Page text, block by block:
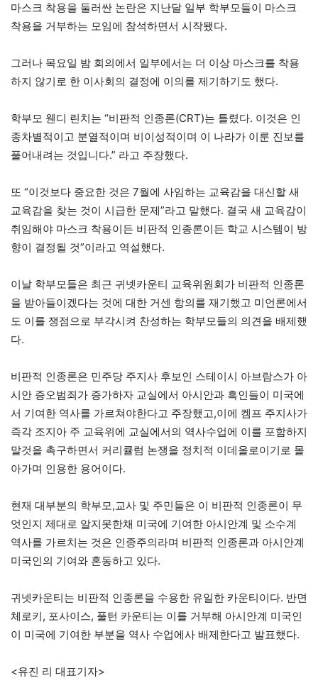
마스크 착용을 둘러싼 논란은 지난달 일부 학부모들이 마스크
착용을 거부하는 모임에 참석하면서 시작됐다.
그러나 목요일 밤 회의에서 일부에서는 더 이상 마스크를 착용
하지 않기로 한 이사회의 결정에 이의를 제기하기도 했다.
학부모 웬디 린치는 “비판적 인종론(CRT)는 틀렸다. 이것은 인
종차별적이고 분열적이며 비이성적이며 이 나라가 이룬 진보를
풀어내려는 것입니다.” 라고 주장했다.
또 “이것보다 중요한 것은 7월에 사임하는 교육감을 대신할 새
교육감을 찾는 것이 시급한 문제”라고 말했다. 결국 새 교육감이
취임해야 마스크 착용이든 비판적 인종론이든 학교 시스템이 방
향이 결정될 것”이라고 역설했다.
이날 학부모들은 최근 귀넷카운티 교육위원회가 비판적 인종론
을 받아들이겠다는 것에 대한 거센 항의를 재기했고 미언론에서
도 이를 쟁점으로 부각시켜 찬성하는 학부모들의 의견을 배제했
다.
비판적 인종론은 민주당 주지사 후보인 스테이시 아브람스가 아
시안 증오범죄가 증가하자 교실에서 아시안과 흑인들이 미국에
서 기여한 역사를 가르쳐야한다고 주장했고,이에 켐프 주지사가
즉각 조지아 주 교육위에 교실에서의 역사수업에 이를 포함하지
말것을 촉구하면서 커리큘럼 논쟁을 정치적 이데올로이기로 몰
아가며 인용한 용어이다.
현재 대부분의 학부모,교사 및 주민들은 이 비판적 인종론이 무
엇인지 제대로 알지못한채 미국에 기여한 아시안계 및 소수계
역사를 가르치는 것은 인종주의라며 비판적 인종론과 아시안계
미국인의 기여와 혼동하고 있다.
귀넷카운티는 비판적 인종론을 수용한 유일한 카운티이다. 반면
체로키, 포사이스, 풀턴 카운티는 이를 거부해 아시안계 미국인
이 미국에 기여한 부분을 역사 수업에사 배제한다고 발표했다.
<유진 리 대표기자>